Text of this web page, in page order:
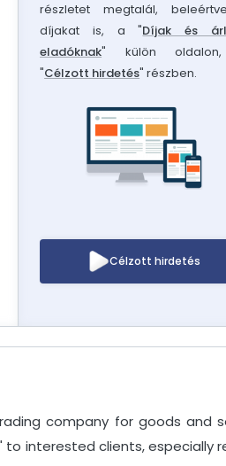
részletet megtalál,
díjakat is, a "Díjak és
eladóknak" külön
"Célzott hirdetés" részben.
Célzott hirdetés
company for goods and
to interested clients, especially